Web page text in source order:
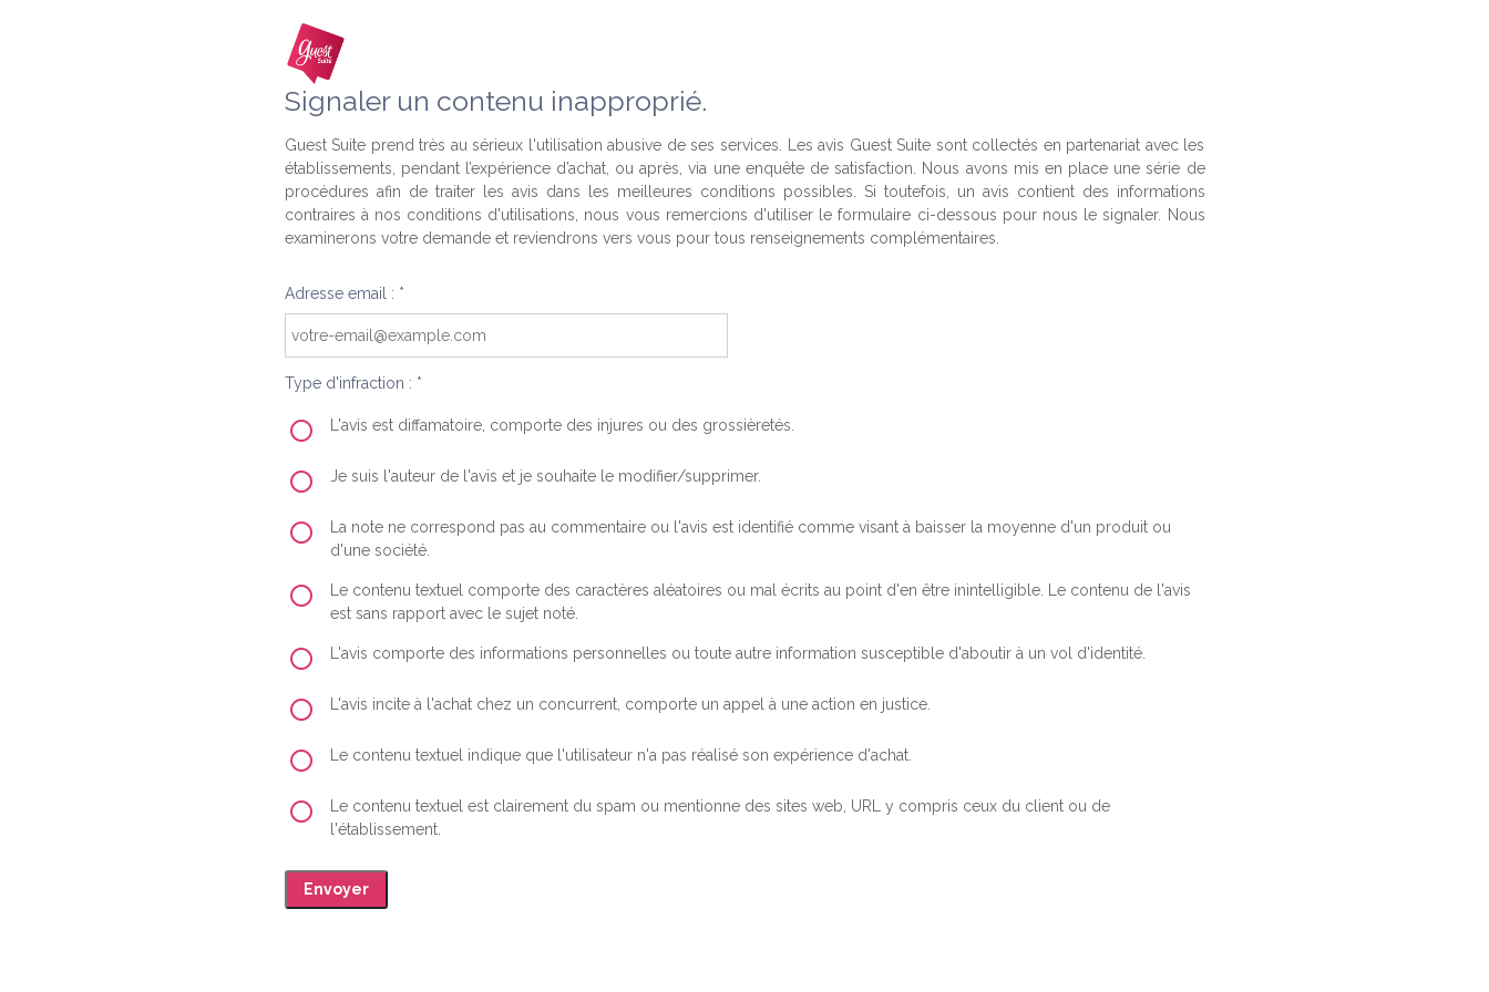
Signaler un contenu inapproprié.
Guest Suite prend très au sérieux l'utilisation abusive de ses services. Les avis Guest Suite sont collectés en partenariat avec les
établissements, pendant l’expérience d’achat, ou après, via une enquête de satisfaction. Nous avons mis en place une série de
procédures afin de traiter les avis dans les meilleures conditions possibles. Si toutefois, un avis contient des informations
contraires à nos conditions d'utilisations, nous vous remercions d'utiliser le formulaire ci-dessous pour nous le signaler. Nous
examinerons votre demande et reviendrons vers vous pour tous renseignements complémentaires.
Adresse email : *
Type d'infraction : *
L'avis est diffamatoire, comporte des injures ou des grossièretés.
Je suis l'auteur de l'avis et je souhaite le modifier/supprimer.
La note ne correspond pas au commentaire ou l'avis est identifié comme visant à baisser la moyenne d'un produit ou
d'une société.
Le contenu textuel comporte des caractères aléatoires ou mal écrits au point d'en être inintelligible. Le contenu de l'avis
est sans rapport avec le sujet noté.
L'avis comporte des informations personnelles ou toute autre information susceptible d'aboutir à un vol d'identité.
L'avis incite à l'achat chez un concurrent, comporte un appel à une action en justice.
Le contenu textuel indique que l'utilisateur n'a pas réalisé son expérience d'achat.
Le contenu textuel est clairement du spam ou mentionne des sites web, URL y compris ceux du client ou de
l'établissement.
Envoyer